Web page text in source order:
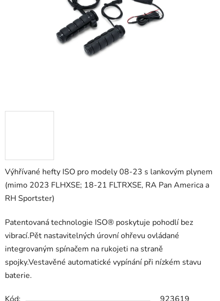
Výhřívané hefty ISO pro modely 08-23 s lankovým plynem
(mimo 2023 FLHXSE; 18-21 FLTRXSE, RA Pan America a
RH Sportster)
Patentovaná technologie ISO® poskytuje pohodlí bez
vibrací.Pět nastavitelných úrovní ohřevu ovládané
integrovaným spínačem na rukojeti na straně
spojky.Vestavěné automatické vypínání při nízkém stavu
baterie.